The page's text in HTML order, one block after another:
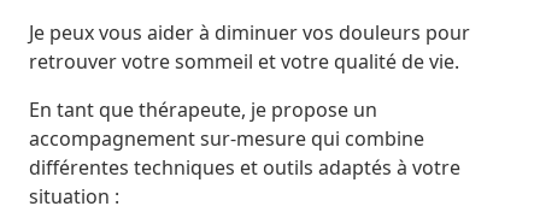
Je peux vous aider à diminuer vos douleurs pour
retrouver votre sommeil et votre qualité de vie.
En tant que thérapeute, je propose un
accompagnement sur-mesure qui combine
différentes techniques et outils adaptés à votre
situation :